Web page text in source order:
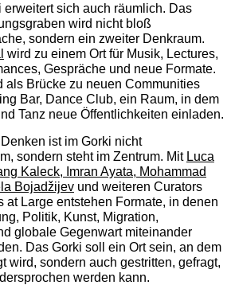
erweitert sich auch räumlich. Das
wird nicht bloß
sondern ein zweiter Denkraum.
wird zu einem Ort für Musik, Lectures,
Gespräche und neue Formate.
als Brücke zu neuen Communities
Bar, Dance Club, ein Raum, in dem
Tanz neue Öffentlichkeiten einladen.
ist im Gorki nicht
sondern steht im Zentrum. Mit Luca
Kaleck, Imran Ayata, Mohammad
Bojadžijevund weiteren Curators
at Large entstehen Formate, in denen
Politik, Kunst, Migration,
globale Gegenwart miteinander
Das Gorki soll ein Ort sein, an dem
wird, sondern auch gestritten, gefragt,
werden kann.